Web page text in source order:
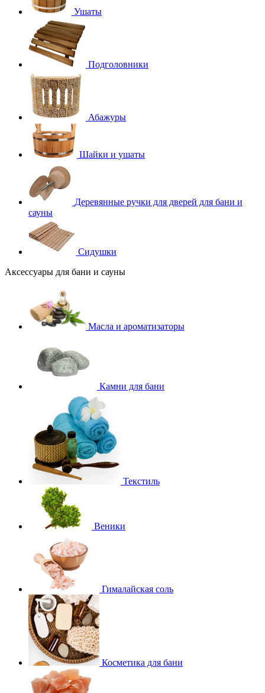
Ушаты
Подголовники
Абажуры
Шайки и ушаты
Деревянные ручки для дверей для бани и
сауны
Сидушки
Аксессуары для бани и сауны
Масла и ароматизаторы
Камни для бани
Текстиль
Веники
Гималайская соль
Косметика для бани